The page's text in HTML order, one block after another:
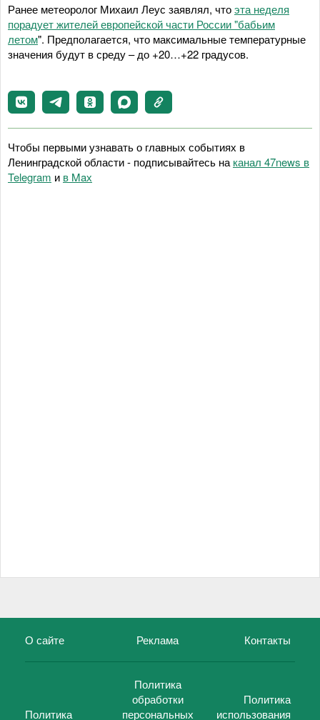
Ранее метеоролог Михаил Леус заявлял, чтоэта неделя
порадует жителей европейской части России "бабьим
летом". Предполагается, что максимальные температурные
значения будут в среду – до +20…+22 градусов.
Чтобы первыми узнавать о главных событиях в
Ленинградской области - подписывайтесь на канал 47news в
Telegram и в Maх
О сайте Реклама Контакты
Политика
Политика
обработки
персональных
Политика
использования